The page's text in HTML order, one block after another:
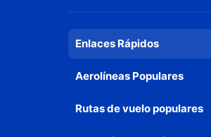
Enlaces Rápidos
Aerolíneas Populares
Rutas de vuelo populares